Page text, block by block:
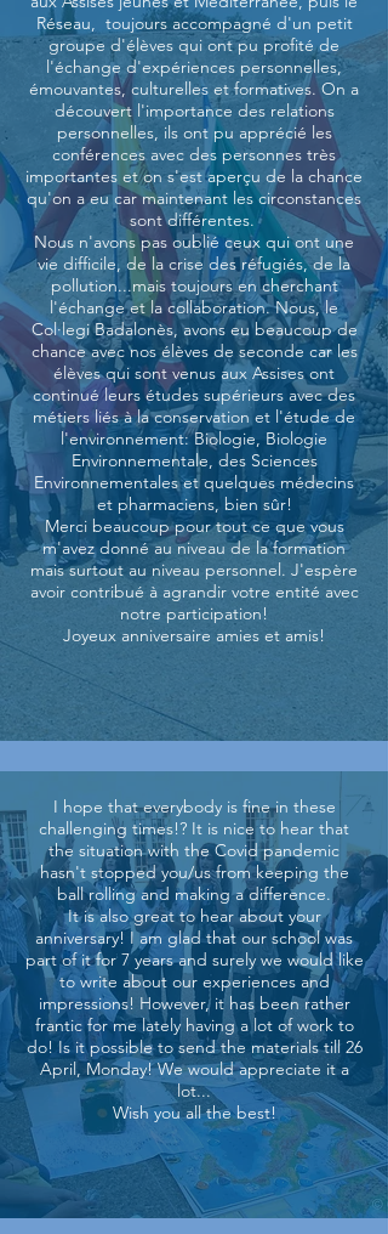
Réseau, toujours accompagné d'un petit
groupe d'élèves qui ont pu profité de
l'échange d'expériences personnelles,
émouvantes, culturelles et formatives. On a
découvert l'importance des relations
personnelles, ils ont pu apprécié les
conférences avec des personnes très
importantes et on s'est aperçu de la chance
qu'on a eu car maintenant les circonstances
sont différentes.
Nous n'avons pas oublié ceux qui ont une
vie difficile, de la crise des réfugiés, de la
pollution...mais toujours en cherchant
l'échange et la collaboration. Nous, le
Col·legi Badalonès, avons eu beaucoup de
chance avec nos élèves de seconde car les
élèves qui sont venus aux Assises ont
continué leurs études supérieurs avec des
métiers liés à la conservation et l'étude de
l'environnement: Biologie, Biologie
Environnementale, des Sciences
Environnementales et quelques médecins
et pharmaciens, bien sûr!
Merci beaucoup pour tout ce que vous
m'avez donné au niveau de la formation
mais surtout au niveau personnel. J'espère
avoir contribué à agrandir votre entité avec
notre participation!
Joyeux anniversaire amies et amis!
I hope that everybody is fine in these
challenging times!? It is nice to hear that
the situation with the Covid pandemic
hasn't stopped you/us from keeping the
ball rolling and making a difference.
It is also great to hear about your
anniversary! I am glad that our school was
part of it for 7 years and surely we would like
to write about our experiences and
impressions! However, it has been rather
frantic for me lately having a lot of work to
do! Is it possible to send the materials till 26
April, Monday! We would appreciate it a
lot...
Wish you all the best!